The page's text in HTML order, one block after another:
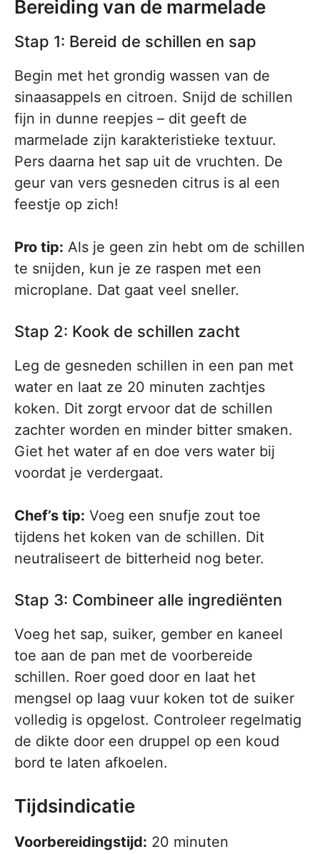
Bereiding van de marmelade
Stap 1: Bereid de schillen en sap
Begin met het grondig wassen van de
sinaasappels en citroen. Snijd de schillen
fijn in dunne reepjes – dit geeft de
marmelade zijn karakteristieke textuur.
Pers daarna het sap uit de vruchten. De
geur van vers gesneden citrus is al een
feestje op zich!
Pro tip: Als je geen zin hebt om de schillen
te snijden, kun je ze raspen met een
microplane. Dat gaat veel sneller.
Stap 2: Kook de schillen zacht
Leg de gesneden schillen in een pan met
water en laat ze 20 minuten zachtjes
koken. Dit zorgt ervoor dat de schillen
zachter worden en minder bitter smaken.
Giet het water af en doe vers water bij
voordat je verdergaat.
Chef’s tip: Voeg een snufje zout toe
tijdens het koken van de schillen. Dit
neutraliseert de bitterheid nog beter.
Stap 3: Combineer alle ingrediënten
Voeg het sap, suiker, gember en kaneel
toe aan de pan met de voorbereide
schillen. Roer goed door en laat het
mengsel op laag vuur koken tot de suiker
volledig is opgelost. Controleer regelmatig
de dikte door een druppel op een koud
bord te laten afkoelen.
Tijdsindicatie
Voorbereidingstijd: 20 minuten